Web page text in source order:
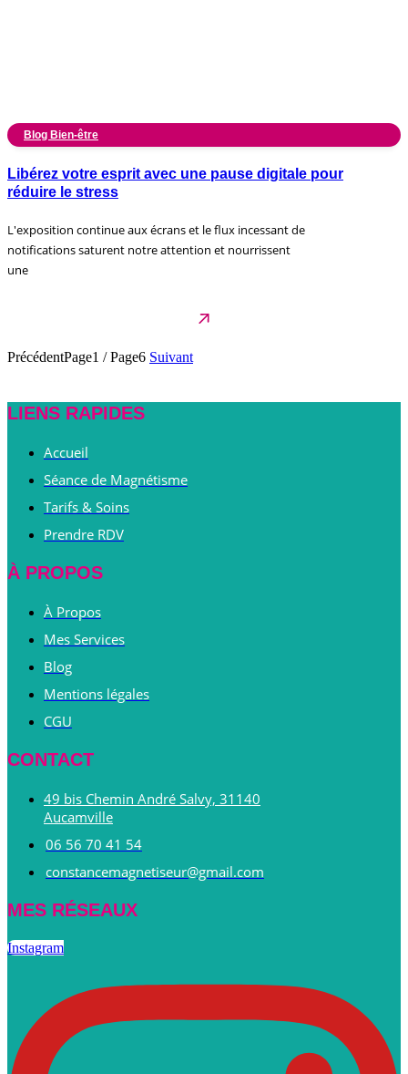
Blog Bien-être
Libérez votre esprit avec une pause digitale pour
réduire le stress
L'exposition continue aux écrans et le flux incessant de
notifications saturent notre attention et nourrissent
une
PrécédentPage1 / Page6 Suivant
LIENS RAPIDES
Accueil
Séance de Magnétisme
Tarifs & Soins
Prendre RDV
À PROPOS
À Propos
Mes Services
Blog
Mentions légales
CGU
CONTACT
49 bis Chemin André Salvy, 31140
Aucamville
06 56 70 41 54
constancemagnetiseur@gmail.com
MES RÉSEAUX
Instagram